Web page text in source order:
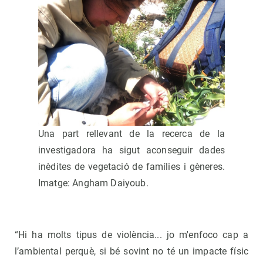
Una part rellevant de la recerca de la
investigadora ha sigut aconseguir dades
inèdites de vegetació de famílies i gèneres.
Imatge: Angham Daiyoub.
“Hi ha molts tipus de violència... jo m'enfoco cap a
l’ambiental perquè, si bé sovint no té un impacte físic